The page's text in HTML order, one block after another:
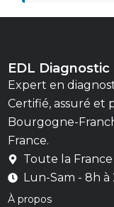
EDL Diagnostic
Expert en
Certifié, assuré et
Bourgogne-
France.
Toute la France
Lun-Sam - 8h
À propos